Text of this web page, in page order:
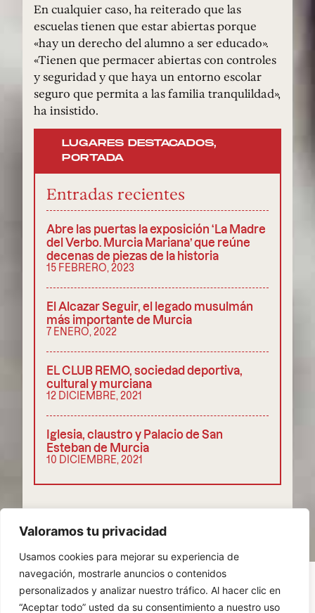
Valoramos tu privacidad
Usamos cookies para mejorar su experiencia de
navegación, mostrarle anuncios o contenidos
personalizados y analizar nuestro tráfico. Al hacer clic en
“Aceptar todo” usted da su consentimiento a nuestro uso
En cualquier caso, ha reiterado que las
escuelas tienen que estar abiertas porque
«hay un derecho del alumno a ser educado».
«Tienen que permacer abiertas con controles
y seguridad y que haya un entorno escolar
seguro que permita a las familia tranqulildad»,
ha insistido.
LUGARES DESTACADOS,
PORTADA
Entradas recientes
Abre las puertas la exposición ‘La Madre
del Verbo. Murcia Mariana’ que reúne
decenas de piezas de la historia
15 FEBRERO, 2023
El Alcazar Seguir, el legado musulmán
más importante de Murcia
7 ENERO, 2022
EL CLUB REMO, sociedad deportiva,
cultural y murciana
12 DICIEMBRE, 2021
Iglesia, claustro y Palacio de San
Esteban de Murcia
10 DICIEMBRE, 2021